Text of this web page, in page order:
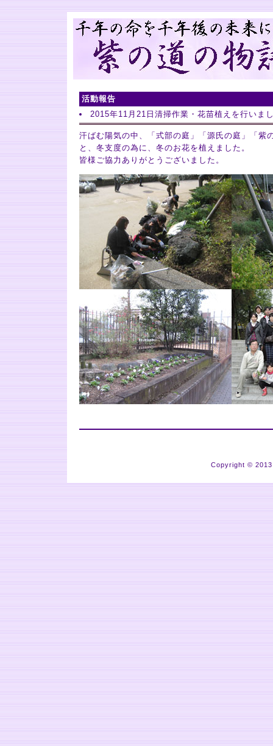
活動報告
2015年11月21日清掃作業・花苗植えを行いま
汗ばむ陽気の中、「式部の庭」「源氏の庭」「紫
と、冬支度の為に、冬のお花を植えました。
皆様ご協力ありがとうございました。
Copyright ©